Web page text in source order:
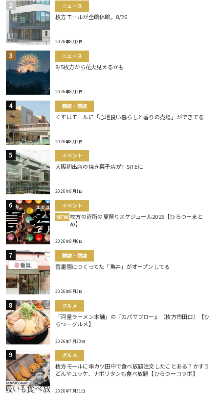
ニュース
枚方モールが全館休館。8/26
2026年8月3日
ニュース
8/5枚方から花火見えるかも
2026年8月2日
開店・閉店
くずはモールに「心地良い暮らしと香りの売場」ができてる
2026年8月2日
イベント
大阪初出店の焼き菓子店がT-SITEに
2026年8月1日
イベント
NEW 枚方の近所の夏祭りスケジュール2026【ひらつーまと
め】
2026年8月6日
開店・閉店
香里園につくってた「魚丼」がオープンしてる
2026年8月3日
グルメ
「河童ラーメン本舗」の『カパサブロー』（枚方市田口）【ひ
らつーグルメ】
2026年7月30日
グルメ
枚方モールに串カツ田中で食べ放題注文したことある？かすう
どんやユッケ、ナポリタンも食べ放題【ひらつーコラボ】
2026年7月31日